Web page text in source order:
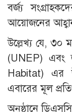
বর্জ্য
আয়োজনের
উল্লেখ্য যে, ৩০
(UNEP) এবং
Habitat) এর
এবারের মূল
অনুষ্ঠানে